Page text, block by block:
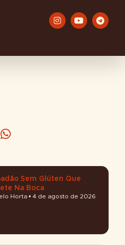
Sem Glúten Que
Na Boca
Horta 4 de agosto de 2026